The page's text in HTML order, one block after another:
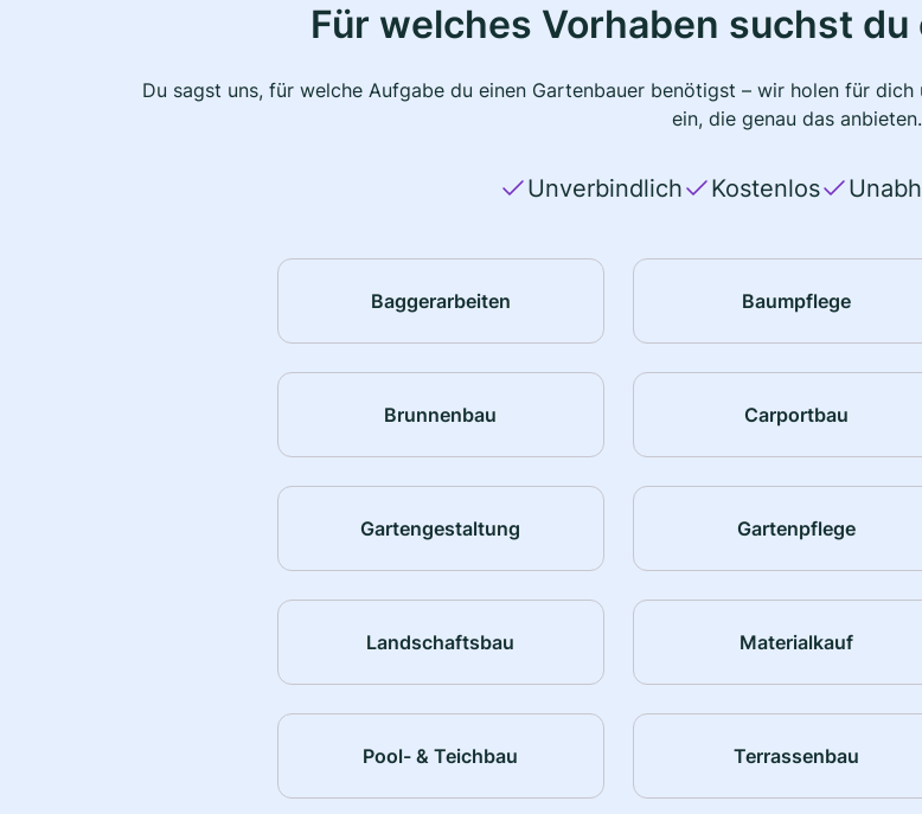
Für welches Vorhaben suchst
Du sagst uns, für welche Aufgabe du einen Gartenbauer benötigst – wir holen für
ein, die genau das anbieten.
Unverbindlich Kostenlos
Baggerarbeiten Baumpflege
Brunnenbau Carportbau
Gartengestaltung Gartenpflege
Landschaftsbau Materialkauf
Pool- & Teichbau Terrassenbau